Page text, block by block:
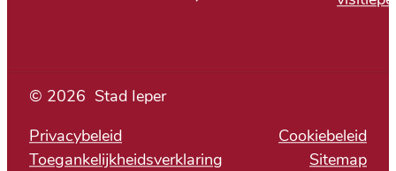
© 2026 Stad Ieper
Privacybeleid
Cookiebeleid
Toegankelijkheidsverklaring
Sitemap